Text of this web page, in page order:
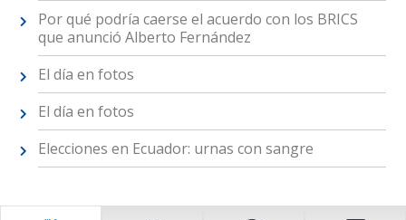
Por qué podría caerse el acuerdo con los BRICS
que anunció Alberto Fernández
El día en fotos
El día en fotos
Elecciones en Ecuador: urnas con sangre